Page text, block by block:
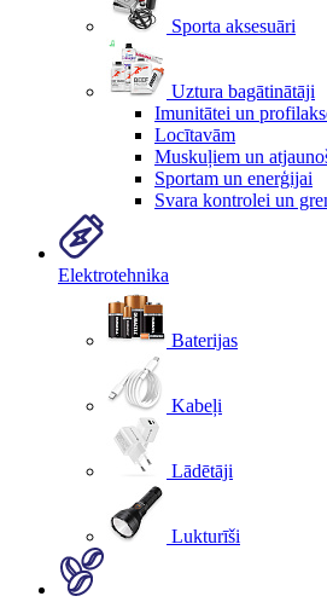
Sporta aksesuāri
Uztura bagātinātāji
Imunitātei un
Locītavām
Muskuļiem un
Sportam un enerģijai
Svara kontrolei un
Elektrotehnika
Baterijas
Kabeļi
Lādētāji
Lukturīši